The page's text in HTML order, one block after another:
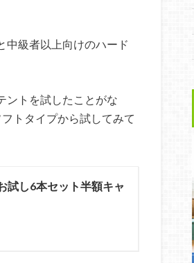
中級者以上向けのハード
ントを試したことがな
トタイプから試してみて
試し6本セット半額キャ